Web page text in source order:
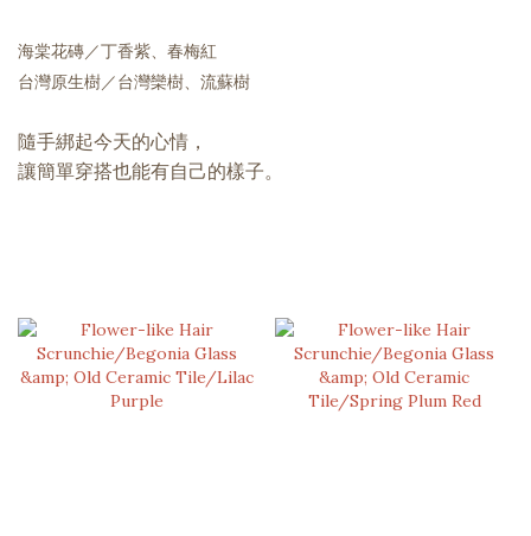
海棠花磚／丁香紫、春梅紅
台灣原生樹／台灣欒樹、流蘇樹
隨手綁起今天的心情，
讓簡單穿搭也能有自己的樣子。